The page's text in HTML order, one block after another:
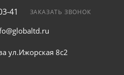
41 ЗАКАЗАТЬ ЗВОНОК
ул.Ижорская 8с2